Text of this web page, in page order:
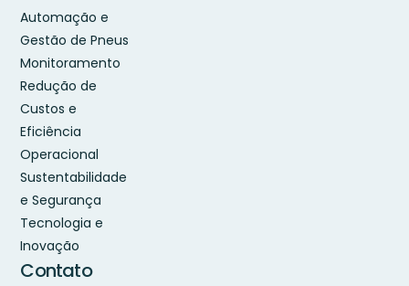
Automação e
Gestão de Pneus
Monitoramento
Redução de
Custos e
Eficiência
Operacional
Sustentabilidade
e Segurança
Tecnologia e
Inovação
Contato